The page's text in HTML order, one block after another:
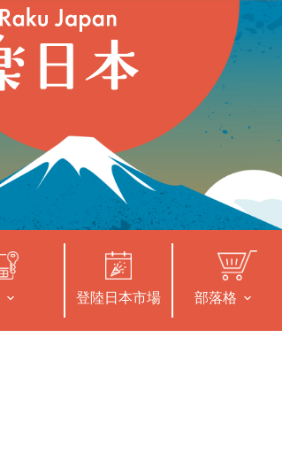
登陸日本市場 部落格